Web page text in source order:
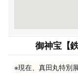
御神宝【
※現在、真田丸特別